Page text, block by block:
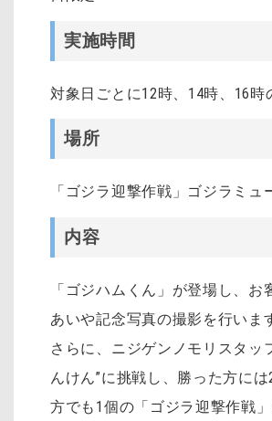
実施時間
対象日ごとに12時、14時、16時
場所
「ゴジラ迎撃作戦」ゴジラミュ
内容
「ゴジハムくん」が登場し、お
あいや記念写真の撮影を行いま
さらに、ニジゲンノモリスタッ
んけん”に挑戦し、勝った方に
方でも1個の「ゴジラ迎撃作戦